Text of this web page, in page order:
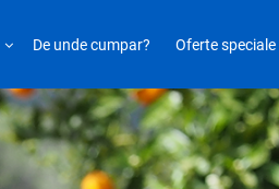
De unde cumpar? Oferte speciale